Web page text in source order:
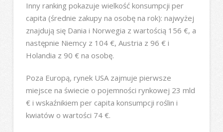
Inny ranking pokazuje wielkość konsumpcji per
capita (średnie zakupy na osobę na rok): najwyżej
znajdują się Dania i Norwegia z wartością 156 €, a
następnie Niemcy z 104 €, Austria z 96 € i
Holandia z 90 € na osobę.
Poza Europą, rynek USA zajmuje pierwsze
miejsce na świecie o pojemności rynkowej 23 mld
€ i wskaźnikiem per capita konsumpcji roślin i
kwiatów o wartości 74 €.